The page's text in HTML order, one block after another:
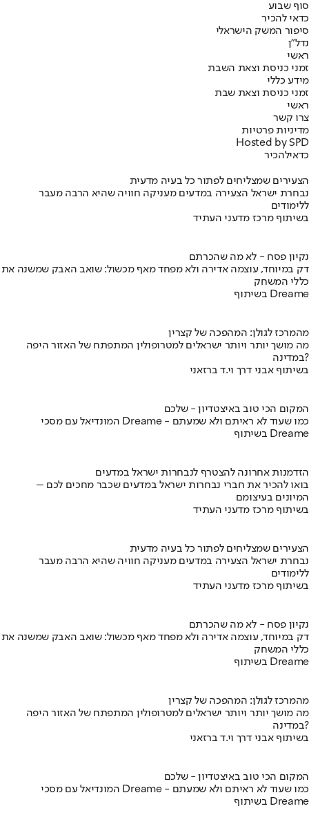
סוף שבוע
כדאי להכיר
סיפור המשק הישראלי
נדל"ן
ראשי
זמני כניסת וצאת השבת
מידע כללי
זמני כניסת וצאת שבת
ראשי
צרו קשר
מדיניות פרטיות
Hosted by SPD
כדאילהכיר
הצעירים שמצליחים לפתור כל בעיה מדעית
נבחרת ישראל הצעירה במדעים מעניקה חוויה שהיא הרבה מעבר
ללימודים
בשיתוף מרכז מדעני העתיד
נקיון פסח - לא מה שהכרתם
דק במיוחד, עוצמה אדירה ולא מפחד מאף מכשול: שואב האבק שמשנה את
כללי המשחק
בשיתוף Dreame
מהמרכז לגולן: המהפכה של קצרין
מה מושך יותר ויותר ישראלים למטרופולין המתפתח של האזור היפה
במדינה?
בשיתוף אבני דרך וי.ד ברזאני
המקום הכי טוב באיצטדיון - שלכם
המונדיאל עם מסכי Dreame - כמו שעוד לא ראיתם ולא שמעתם
בשיתוף Dreame
הזדמנות אחרונה להצטרף לנבחרות ישראל במדעים
בואו להכיר את חברי נבחרות ישראל במדעים שכבר מחכים לכם –
המיונים בעיצומם
בשיתוף מרכז מדעני העתיד
הצעירים שמצליחים לפתור כל בעיה מדעית
נבחרת ישראל הצעירה במדעים מעניקה חוויה שהיא הרבה מעבר
ללימודים
בשיתוף מרכז מדעני העתיד
נקיון פסח - לא מה שהכרתם
דק במיוחד, עוצמה אדירה ולא מפחד מאף מכשול: שואב האבק שמשנה את
כללי המשחק
בשיתוף Dreame
מהמרכז לגולן: המהפכה של קצרין
מה מושך יותר ויותר ישראלים למטרופולין המתפתח של האזור היפה
במדינה?
בשיתוף אבני דרך וי.ד ברזאני
המקום הכי טוב באיצטדיון - שלכם
המונדיאל עם מסכי Dreame - כמו שעוד לא ראיתם ולא שמעתם
בשיתוף Dreame